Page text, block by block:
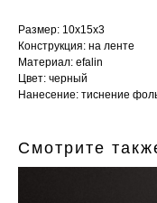
Размер: 10х15х3
Конструкция: на ленте
Материал: efalin
Цвет: черный
Нанесение: тиснение
Смотрите